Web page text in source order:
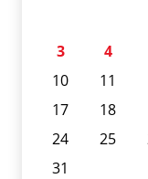
3
4
10
11
17
18
24
25
31